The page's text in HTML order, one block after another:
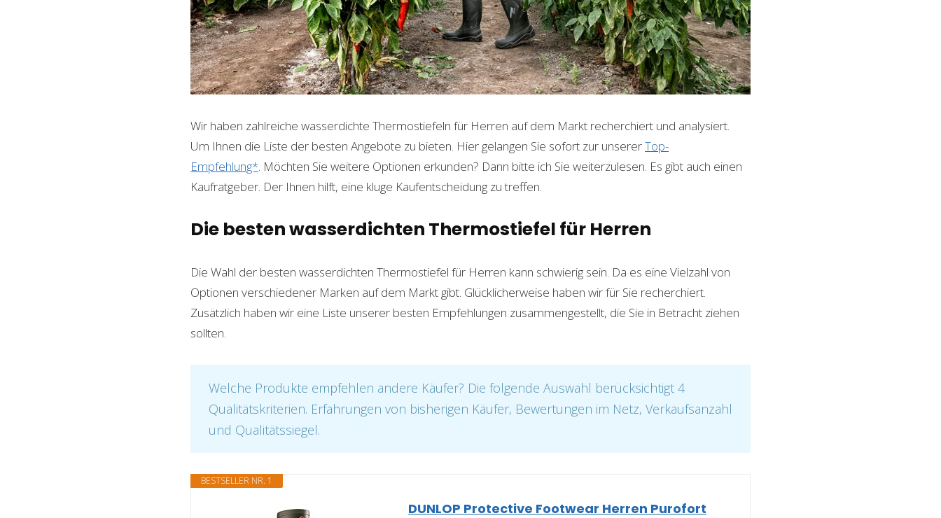
Wir haben zahlreiche wasserdichte Thermostiefeln für Herren auf dem Markt recherchiert und analysiert.
Um Ihnen die Liste der besten Angebote zu bieten. Hier gelangen Sie sofort zur unsererTop-
Empfehlung*. Möchten Sie weitere Optionen erkunden? Dann bitte ich Sie weiterzulesen. Es gibt auch einen
Kaufratgeber. Der Ihnen hilft, eine kluge Kaufentscheidung zu treffen.
Die besten wasserdichten Thermostiefel für Herren
Die Wahl der besten wasserdichten Thermostiefel für Herren kann schwierig sein. Da es eine Vielzahl von
Optionen verschiedener Marken auf dem Markt gibt. Glücklicherweise haben wir für Sie recherchiert.
Zusätzlich haben wir eine Liste unserer besten Empfehlungen zusammengestellt, die Sie in Betracht ziehen
sollten.
Welche Produkte empfehlen andere Käufer? Die folgende Auswahl berücksichtigt 4
Qualitätskriterien. Erfahrungen von bisherigen Käufer, Bewertungen im Netz, Verkaufsanzahl
und Qualitätssiegel.
BESTSELLER NR. 1
DUNLOP Protective Footwear Herren Purofort